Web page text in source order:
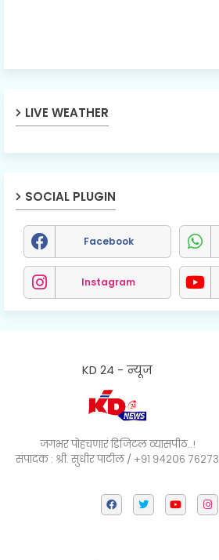
LIVE WEATHER
SOCIAL PLUGIN
Facebook
Instagram
KD 24 - न्यूज
जगभर पोहचणारं डिजिटल व्यासपीठ..!
संपादक : श्री. सुधीर पाटील / +९१ ९४२०६ ७६२७३